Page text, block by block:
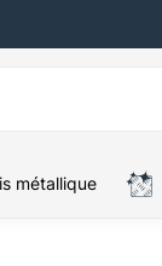
métallique